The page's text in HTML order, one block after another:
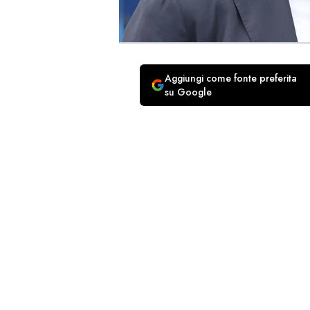
Aggiungi come fonte preferita
su Google